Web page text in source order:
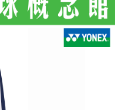
買一送一
買一送一★
買一送一★
要 2999 ☆☆☆☆☆ (球